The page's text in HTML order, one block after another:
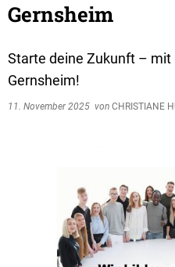
Gernsheim
Starte deine Zukunft –
Gernsheim!
11. November 2025 von CHRISTIANE